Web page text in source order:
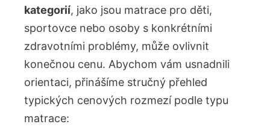
kategorií, jako jsou matrace pro děti,
sportovce nebo osoby s konkrétními
zdravotními problémy, může ovlivnit
konečnou cenu. Abychom vám usnadnili
orientaci, přinášíme stručný přehled
typických cenových rozmezí podle typu
matrace: